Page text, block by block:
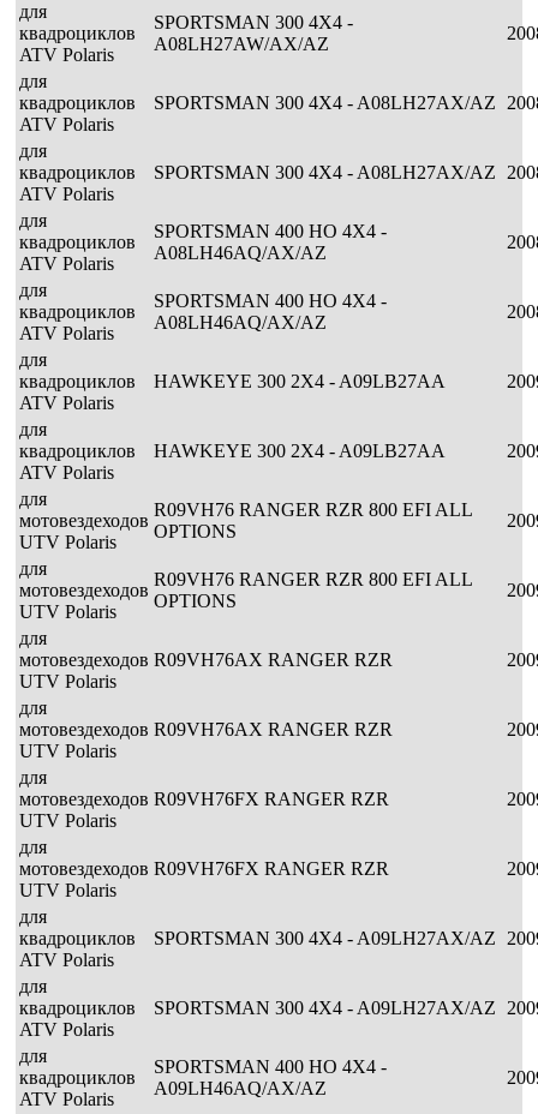
для
квадроциклов
ATV Polaris
SPORTSMAN 300 4X4 -
A08LH27AW/AX/AZ
для
квадроциклов
ATV Polaris
SPORTSMAN 300 4X4 - A08LH27AX/AZ
для
квадроциклов
ATV Polaris
SPORTSMAN 300 4X4 - A08LH27AX/AZ
для
квадроциклов
ATV Polaris
SPORTSMAN 400 HO 4X4 -
A08LH46AQ/AX/AZ
для
квадроциклов
ATV Polaris
SPORTSMAN 400 HO 4X4 -
A08LH46AQ/AX/AZ
для
квадроциклов
ATV Polaris
HAWKEYE 300 2X4 - A09LB27AA
для
квадроциклов
ATV Polaris
HAWKEYE 300 2X4 - A09LB27AA
для
мотовездеходов
UTV Polaris
R09VH76 RANGER RZR 800 EFI ALL
OPTIONS
для
мотовездеходов
UTV Polaris
R09VH76 RANGER RZR 800 EFI ALL
OPTIONS
для
мотовездеходов
UTV Polaris
R09VH76AX RANGER RZR
для
мотовездеходов
UTV Polaris
R09VH76AX RANGER RZR
для
мотовездеходов
UTV Polaris
R09VH76FX RANGER RZR
для
мотовездеходов
UTV Polaris
R09VH76FX RANGER RZR
для
квадроциклов
ATV Polaris
SPORTSMAN 300 4X4 - A09LH27AX/AZ
для
квадроциклов
ATV Polaris
SPORTSMAN 300 4X4 - A09LH27AX/AZ
для
квадроциклов
ATV Polaris
SPORTSMAN 400 HO 4X4 -
A09LH46AQ/AX/AZ